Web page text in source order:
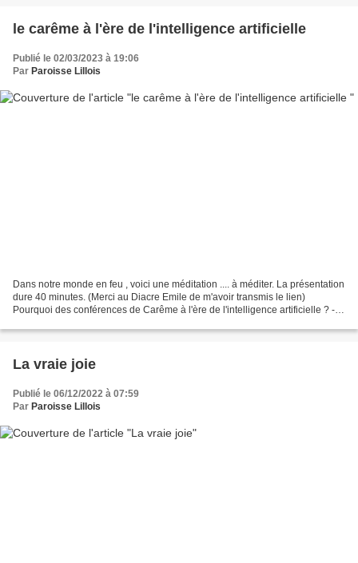
le carême à l'ère de l'intelligence artificielle
Publié le 02/03/2023 à 19:06
Par Paroisse Lillois
Dans notre monde en feu , voici une méditation .... à méditer. La présentation
dure 40 minutes. (Merci au Diacre Emile de m'avoir transmis le lien)
Pourquoi des conférences de Carême à l'ère de l'intelligence artificielle ? -
La vraie joie
Publié le 06/12/2022 à 07:59
Par Paroisse Lillois